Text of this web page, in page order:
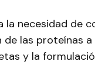
la necesidad de
las proteínas
y la